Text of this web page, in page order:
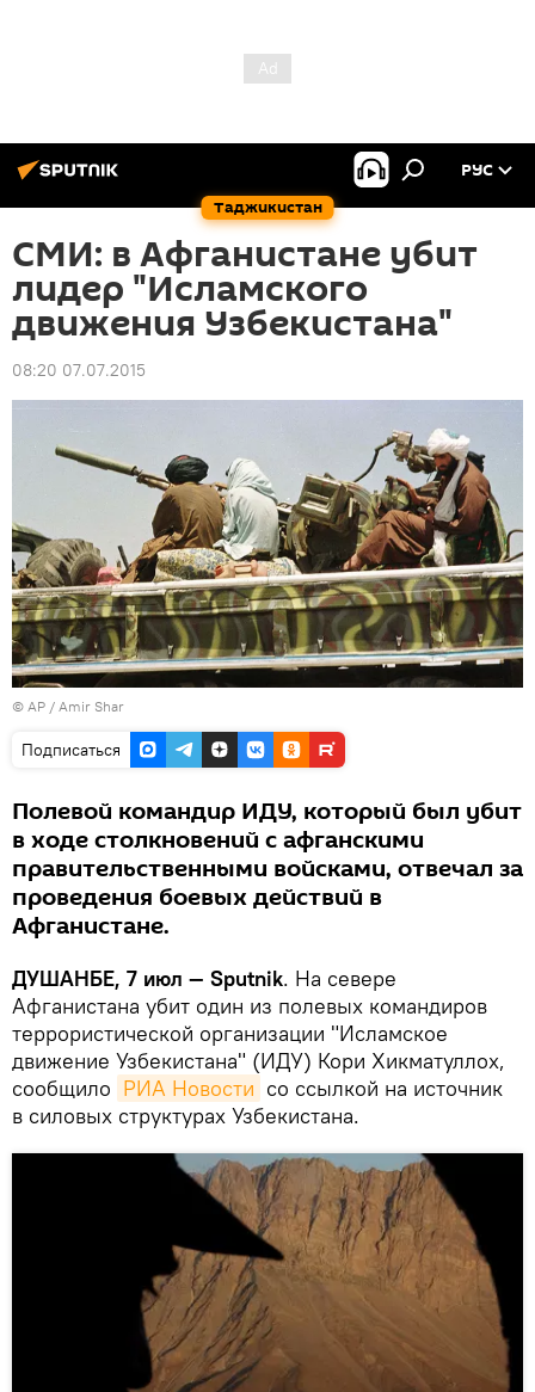
Таджикистан
РУС
СМИ: в Афганистане убит
лидер "Исламского
движения Узбекистана"
08:20 07.07.2015
© AP / Amir Shar
Подписаться
Полевой командир ИДУ, который был убит
в ходе столкновений с афганскими
правительственными войсками, отвечал за
проведения боевых действий в
Афганистане.
ДУШАНБЕ, 7 июл — Sputnik. На севере
Афганистана убит один из полевых командиров
террористической организации "Исламское
движение Узбекистана" (ИДУ) Кори Хикматуллох,
сообщило РИА Новости со ссылкой на источник
в силовых структурах Узбекистана.